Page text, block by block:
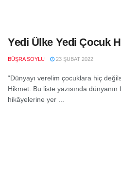
Yedi Ülke Yedi Çocuk
BÜŞRA SOYLU 23 ŞUBAT 2022
“Dünyayı verelim çocuklara hiç
Hikmet. Bu liste yazısında
hikâyelerine yer ...